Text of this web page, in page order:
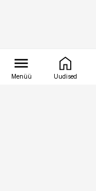
Menüü Uudised